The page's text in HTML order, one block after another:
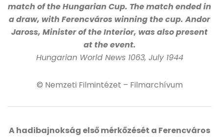
match of the Hungarian Cup. The match ended in
a draw, with Ferencváros winning the cup. Andor
Jaross, Minister of the Interior, was also present
at the event.
Hungarian World News 1063, July 1944
© Nemzeti Filmintézet – Filmarchívum
A hadibajnokság első mérkőzését a Ferencváros